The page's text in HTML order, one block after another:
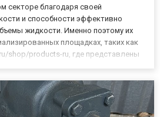
секторе благодаря своей
и способности эффективно
жидкости. Именно поэтому их
площадках, таких как
shop/products-ru, где представлены